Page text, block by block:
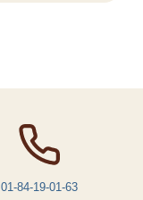
01-84-19-01-63